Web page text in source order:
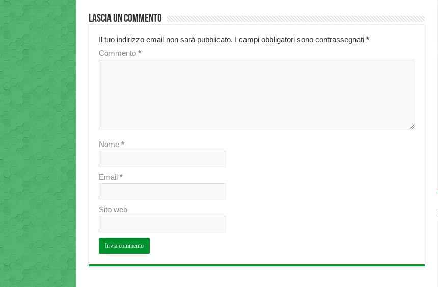
Lascia un commento
Il tuo indirizzo email non sarà pubblicato. I campi obbligatori sono contrassegnati *
Commento *
Nome *
Email *
Sito web